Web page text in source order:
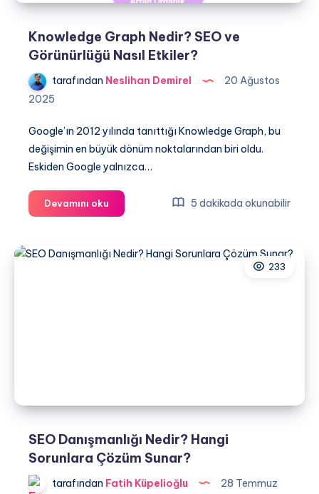
Knowledge Graph Nedir? SEO ve
Görünürlüğü Nasıl Etkiler?
tarafından Neslihan Demirel
20 Ağustos
2025
Google’ın 2012 yılında tanıttığı Knowledge Graph, bu
değişimin en büyük dönüm noktalarından biri oldu.
Eskiden Google yalnızca…
Devamını oku
Graph
SEO
5 dakikada okunabilir
233
SEO Danışmanlığı Nedir? Hangi
Sorunlara Çözüm Sunar?
tarafından Fatih Küpelioğlu
28 Temmuz